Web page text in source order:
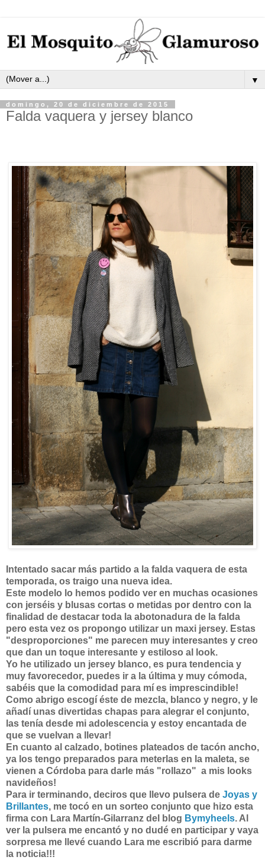
▼
domingo, 20 de diciembre de 2015
Falda vaquera y jersey blanco
Intentado sacar más partido a la falda vaquera de esta
temporada, os traigo una nueva idea.
Este modelo lo hemos podido ver en muchas ocasiones
con jerséis y blusas cortas o metidas por dentro con la
finalidad de destacar toda la abotonadura de la falda
pero esta vez os propongo utilizar un maxi jersey. Estas
"desproporciones" me parecen muy interesantes y creo
que dan un toque interesante y estiloso al look.
Yo he utilizado un jersey blanco, es pura tendencia y
muy favorecedor, puedes ir a la última y muy cómoda,
sabéis que la comodidad para mí es imprescindible!
Como abrigo escogí éste de mezcla, blanco y negro, y le
añadí unas divertidas chapas para alegrar el conjunto,
las tenía desde mi adolescencia y estoy encantada de
que se vuelvan a llevar!
En cuanto al calzado, botines plateados de tacón ancho,
ya los tengo preparados para meterlas en la maleta, se
vienen a Córdoba para darle más "rollazo" a mis looks
navideños!
Para ir terminando, deciros que llevo pulsera de Joyas y
Brillantes, me tocó en un sorteo conjunto que hizo esta
firma con Lara Martín-Gilarranz del blog Bymyheels. Al
ver la pulsera me encantó y no dudé en participar y vaya
sorpresa me llevé cuando Lara me escribió para darme
la noticia!!!